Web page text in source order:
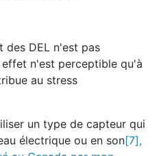
des DEL n'est pas
n'est perceptible qu'à
au stress
un type de capteur qui
électrique ou en son[7],